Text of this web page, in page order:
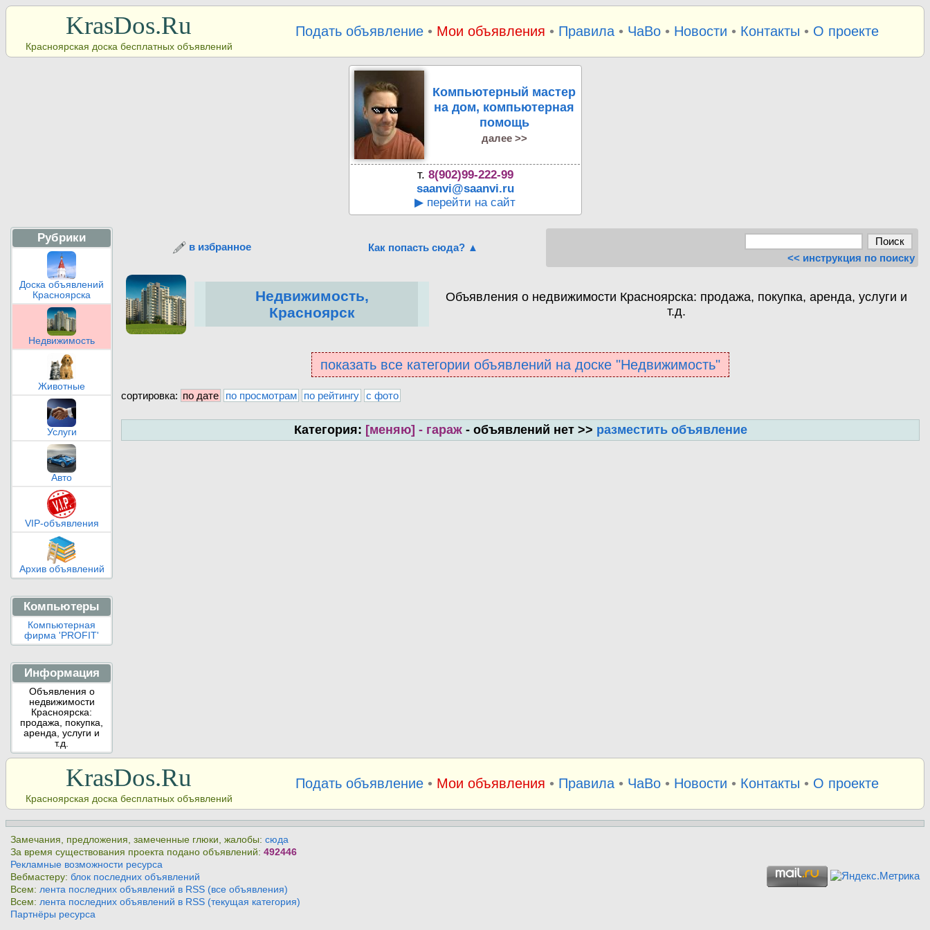
KrasDos.Ru
Красноярская доска бесплатных объявлений
Подать объявление• Мои объявления • Правила• ЧаВо• Новости • Контакты • О проекте
Компьютерный мастер
на дом, компьютерная
помощь
далее >>
т. 8(902)99-222-99
saanvi@saanvi.ru
▶ перейти на сайт
Рубрики
Доска объявлений
Красноярска
Недвижимость
Животные
Услуги
Авто
VIP-объявления
Архив объявлений
Компьютеры
Компьютерная
фирма 'PROFIT'
Информация
Объявления о
недвижимости
Красноярска:
продажа, покупка,
аренда, услуги и
т.д.
в избранное
Как попасть сюда? ▲
<< инструкция по поиску
Недвижимость,
Красноярск
Объявления о недвижимости Красноярска: продажа, покупка, аренда, услуги и
т.д.
показать все категории объявлений на доске "Недвижимость"
сортировка: по дате по просмотрам по рейтингу с фото
Категория: [меняю] - гараж- объявлений нет >> разместить объявление
KrasDos.Ru
Красноярская доска бесплатных объявлений
Подать объявление• Мои объявления • Правила• ЧаВо• Новости • Контакты • О проекте
Замечания, предложения, замеченные глюки, жалобы: сюда
За время существования проекта подано объявлений: 492446
Рекламные возможности ресурса
Вебмастеру: блок последних объявлений
Всем: лента последних объявлений в RSS (все объявления)
Всем: лента последних объявлений в RSS (текущая категория)
Партнёры ресурса